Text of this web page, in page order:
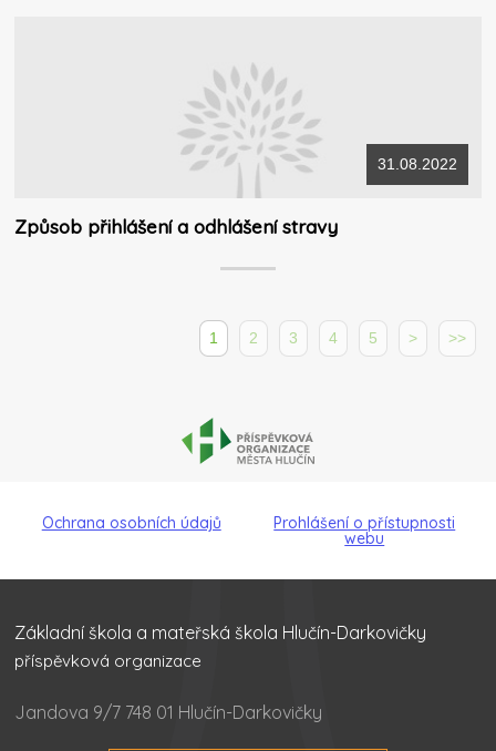
31.08.2022
Způsob přihlášení a odhlášení stravy
1 2 3 4 5 > >>
Ochrana osobních údajů Prohlášení o přístupnosti
webu
Základní škola a mateřská škola Hlučín-Darkovičky
příspěvková organizace
Jandova 9/7 748 01 Hlučín-Darkovičky